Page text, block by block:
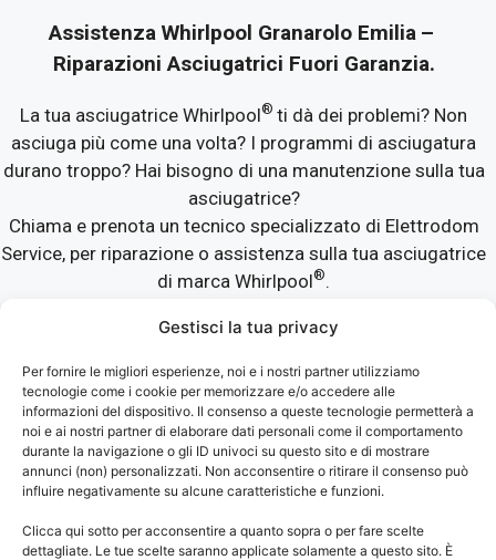
Gestisci la tua privacy
Per fornire le migliori esperienze, noi e i nostri partner utilizziamo
tecnologie come i cookie per memorizzare e/o accedere alle
informazioni del dispositivo. Il consenso a queste tecnologie permetterà a
noi e ai nostri partner di elaborare dati personali come il comportamento
durante la navigazione o gli ID univoci su questo sito e di mostrare
annunci (non) personalizzati. Non acconsentire o ritirare il consenso può
influire negativamente su alcune caratteristiche e funzioni.
Clicca qui sotto per acconsentire a quanto sopra o per fare scelte
dettagliate. Le tue scelte saranno applicate solamente a questo sito. È
Assistenza Whirlpool Granarolo Emilia –
Riparazioni Asciugatrici Fuori Garanzia.
La tua asciugatrice Whirlpool® ti dà dei problemi? Non
asciuga più come una volta? I programmi di asciugatura
durano troppo? Hai bisogno di una manutenzione sulla tua
asciugatrice?
Chiama e prenota un tecnico specializzato di Elettrodom
Service, per riparazione o assistenza sulla tua asciugatrice
di marca Whirlpool®.
Assistenza Whirlpool Granarolo Emilia
ricambi con garanzia di un anno.
Tecnici specializzati con esperienza per assistenza,
riparazione, manutenzione e pulizia della asciugatrice
Whirlpool®.
Siamo quindi disponibili a eseguire le riparazioni della tua
asciugatrice direttamente a domicilio.